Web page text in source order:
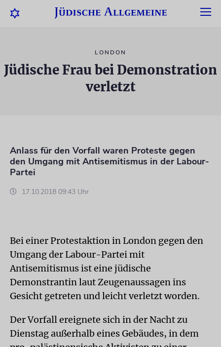
LONDON
Jüdische Frau bei Demonstration
verletzt
Anlass für den Vorfall waren Proteste gegen
den Umgang mit Antisemitismus in der Labour-
Partei
17.10.2018 09:43 Uhr
Bei einer Protestaktion in London gegen den
Umgang der Labour-Partei mit
Antisemitismus ist eine jüdische
Demonstrantin laut Zeugenaussagen ins
Gesicht getreten und leicht verletzt worden.
Der Vorfall ereignete sich in der Nacht zu
Dienstag außerhalb eines Gebäudes, in dem